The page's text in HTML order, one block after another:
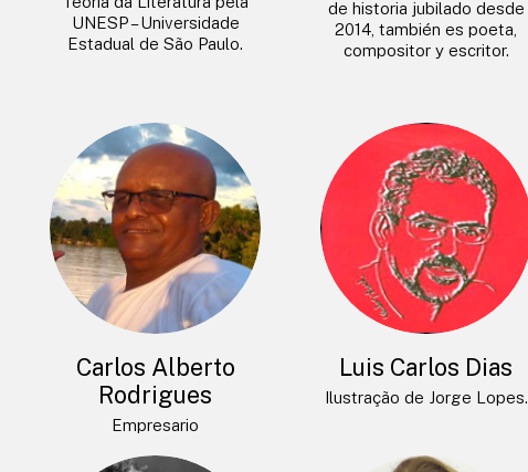
UNESP – Universidade
Estadual de São Paulo.
de historia jubilado desde
2014, también es poeta,
compositor y escritor.
Carlos Alberto
Rodrigues
Empresario
Luis Carlos Dias
Ilustração de Jorge Lopes.